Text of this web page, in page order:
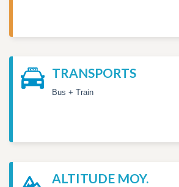
TRANSPORTS
Bus + Train
ALTITUDE MOY.